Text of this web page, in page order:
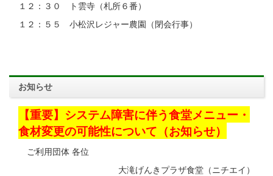
１２：３０ ト雲寺（札所６番）
１２：５５ 小松沢レジャー農園（閉会行事）
お知らせ
【重要】システム障害に伴う食堂メニュー・
食材変更の可能性について（お知らせ）
ご利用団体 各位
大滝げんきプラザ食堂（ニチエイ）